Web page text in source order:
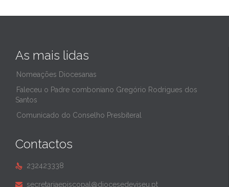
As mais lidas
Nomeações Diocesanas
Faleceu o Padre comboniano Gregório Rodrigues dos
Santos
Comunicado do Conselho Presbiteral
Contactos
 232423338
 secretariaepiscopal@diocesedeviseu.pt